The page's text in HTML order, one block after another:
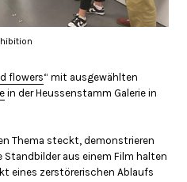
flowers“ mit ausgewählten
in der Heussenstamm Galerie in
Thema steckt, demonstrieren
Standbilder aus einem Film halten
eines zerstörerischen Ablaufs